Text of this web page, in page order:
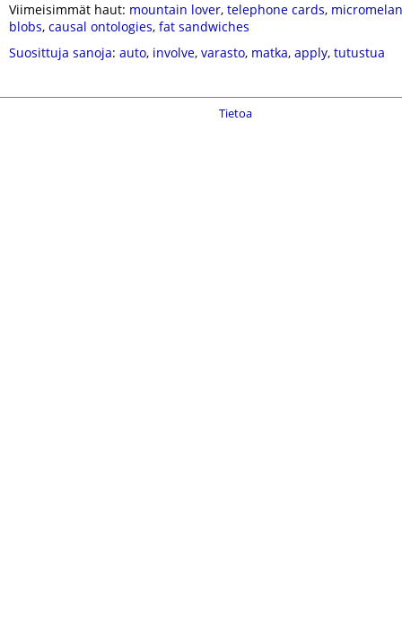
Viimeisimmät haut: mountain lover, telephone cards,
blobs, causal ontologies, fat sandwiches
Suosittuja sanoja: auto, involve, varasto, matka, apply, tutustua
Tietoa